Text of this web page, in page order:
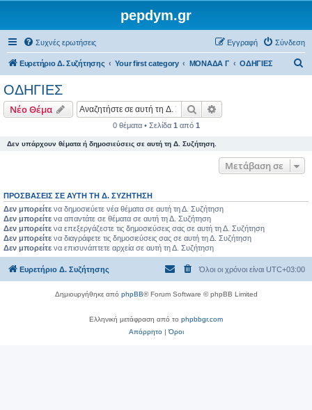
pepdym.gr
Συχνές ερωτήσεις Σύνδεση
Εγγραφή
Ευρετήριο Δ. Συζήτησης Your first category ΜΟΝΑΔΑ Γ ΟΔΗΓΙΕΣ
ΟΔΗΓΙΕΣ
Νέο Θέμα Αναζήτηση
0 θέματα • Σελίδα 1 από 1
Δεν υπάρχουν θέματα ή δημοσιεύσεις σε αυτή τη Δ. Συζήτηση.
Μετάβαση σε
ΠΡΟΣΒΆΣΕΙΣ ΣΕ ΑΥΤΉ ΤΗ Δ. ΣΥΖΉΤΗΣΗ
Δεν μπορείτε να δημοσιεύετε νέα θέματα σε αυτή τη Δ. Συζήτηση
Δεν μπορείτε να απαντάτε σε θέματα σε αυτή τη Δ. Συζήτηση
Δεν μπορείτε να επεξεργάζεστε τις δημοσιεύσεις σας σε αυτή τη Δ. Συζήτηση
Δεν μπορείτε να διαγράφετε τις δημοσιεύσεις σας σε αυτή τη Δ. Συζήτηση
Δεν μπορείτε να επισυνάπτετε αρχεία σε αυτή τη Δ. Συζήτηση
Ευρετήριο Δ. Συζήτησης Όλοι οι χρόνοι είναι UTC+03:00
Δημιουργήθηκε από phpBB® Forum Software © phpBB Limited
Ελληνική μετάφραση από το phpbbgr.com
Απόρρητο|Όροι